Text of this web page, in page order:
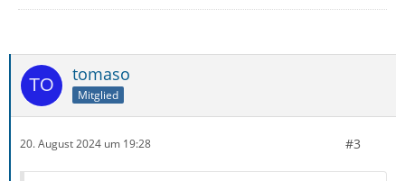
tomaso
Mitglied
20. August 2024 um 19:28 #3